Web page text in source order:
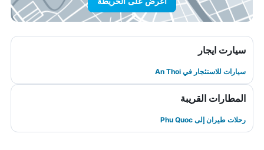
سيارت ايجار
سيارات للاستئجار في An Thoi
المطارات القريبة
رحلات طيران إلى Phu Quoc